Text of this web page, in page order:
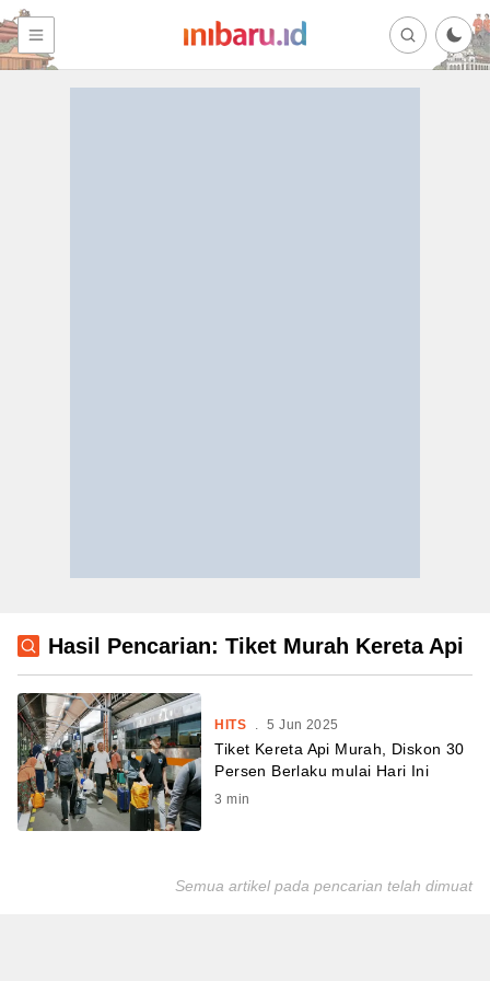
Hasil Pencarian: Tiket Murah Kereta Api
HITS . 5 Jun 2025
Tiket Kereta Api Murah, Diskon 30
Persen Berlaku mulai Hari Ini
3 min
Semua artikel pada pencarian telah dimuat